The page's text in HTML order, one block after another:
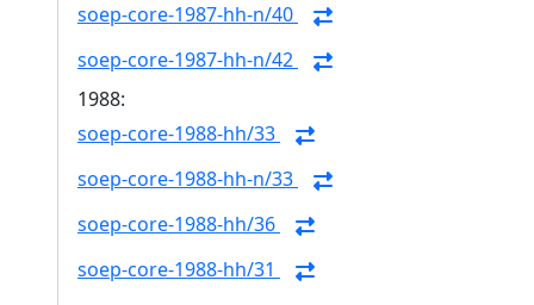
soep-core-1987-hh-n/40
soep-core-1987-hh-n/42
1988:
soep-core-1988-hh/33
soep-core-1988-hh-n/33
soep-core-1988-hh/36
soep-core-1988-hh/31